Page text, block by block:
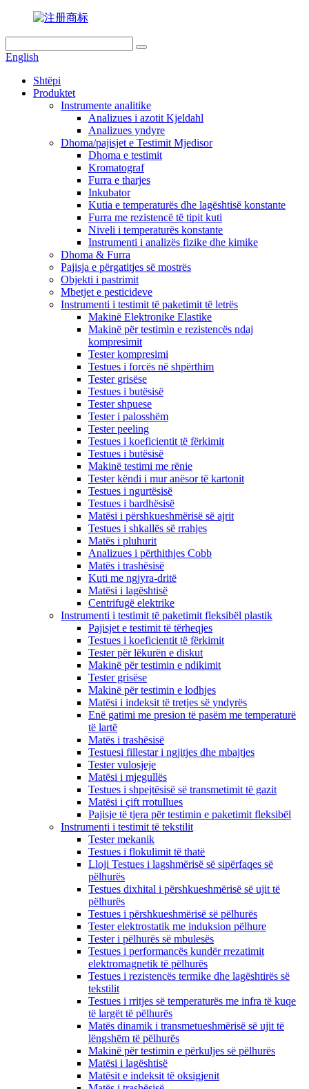
English
Shtëpi
Produktet
Instrumente analitike
Analizues i azotit Kjeldahl
Analizues yndyre
Dhoma/pajisjet e Testimit Mjedisor
Dhoma e testimit
Kromatograf
Furra e tharjes
Inkubator
Kutia e temperaturës dhe lagështisë konstante
Furra me rezistencë të tipit kuti
Niveli i temperaturës konstante
Instrumenti i analizës fizike dhe kimike
Dhoma & Furra
Pajisja e përgatitjes së mostrës
Objekti i pastrimit
Mbetjet e pesticideve
Instrumenti i testimit të paketimit të letrës
Makinë Elektronike Elastike
Makinë për testimin e rezistencës ndaj
kompresimit
Tester kompresimi
Testues i forcës në shpërthim
Tester grisëse
Testues i butësisë
Tester shpuese
Tester i palosshëm
Tester peeling
Testues i koeficientit të fërkimit
Testues i butësisë
Makinë testimi me rënie
Tester këndi i mur anësor të kartonit
Testues i ngurtësisë
Testues i bardhësisë
Matësi i përshkueshmërisë së ajrit
Testues i shkallës së rrahjes
Matës i pluhurit
Analizues i përthithjes Cobb
Matës i trashësisë
Kuti me ngjyra-dritë
Matësi i lagështisë
Centrifugë elektrike
Instrumenti i testimit të paketimit fleksibël plastik
Pajisjet e testimit të tërheqjes
Testues i koeficientit të fërkimit
Tester për lëkurën e diskut
Makinë për testimin e ndikimit
Tester grisëse
Makinë për testimin e lodhjes
Matësi i indeksit të tretjes së yndyrës
Enë gatimi me presion të pasëm me temperaturë
të lartë
Matës i trashësisë
Testuesi fillestar i ngjitjes dhe mbajtjes
Tester vulosjeje
Matësi i mjegullës
Testues i shpejtësisë së transmetimit të gazit
Matësi i çift rrotullues
Pajisje të tjera për testimin e paketimit fleksibël
Instrumenti i testimit të tekstilit
Tester mekanik
Testues i flokulimit të thatë
Lloji Testues i lagshmërisë së sipërfaqes së
pëlhurës
Testues dixhital i përshkueshmërisë së ujit të
pëlhurës
Testues i përshkueshmërisë së pëlhurës
Tester elektrostatik me induksion pëlhure
Tester i pëlhurës së mbulesës
Testues i performancës kundër rrezatimit
elektromagnetik të pëlhurës
Testues i rezistencës termike dhe lagështirës së
tekstilit
Testues i rritjes së temperaturës me infra të kuqe
të largët të pëlhurës
Matës dinamik i transmetueshmërisë së ujit të
lëngshëm të pëlhurës
Makinë për testimin e përkuljes së pëlhurës
Matësi i lagështisë
Matësit e indeksit të oksigjenit